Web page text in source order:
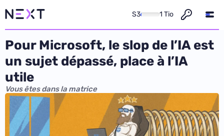
S3 1 Tio
Pour Microsoft, le slop de l’IA est
un sujet dépassé, place à l’IA
utile
Vous êtes dans la matrice